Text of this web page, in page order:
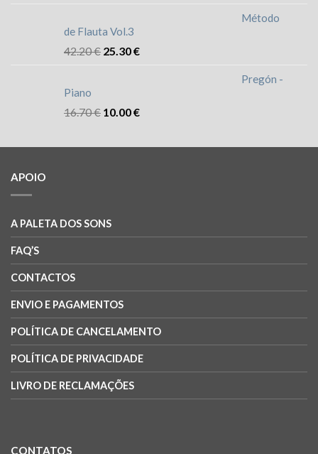
Método
de Flauta Vol.3
42.20€ 25.30€
Pregón -
Piano
16.70€ 10.00€
APOIO
A PALETA DOS SONS
FAQ’S
CONTACTOS
ENVIO E PAGAMENTOS
POLÍTICA DE CANCELAMENTO
POLÍTICA DE PRIVACIDADE
LIVRO DE RECLAMAÇÕES
CONTATOS